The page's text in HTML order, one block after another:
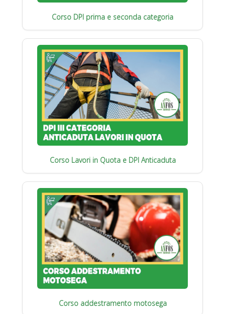
Corso DPI prima e seconda categoria
Corso Lavori in Quota e DPI Anticaduta
Corso addestramento motosega